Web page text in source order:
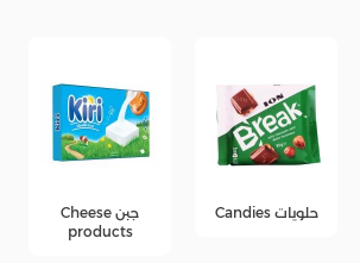
حلويات Candies
جبن Cheese
products